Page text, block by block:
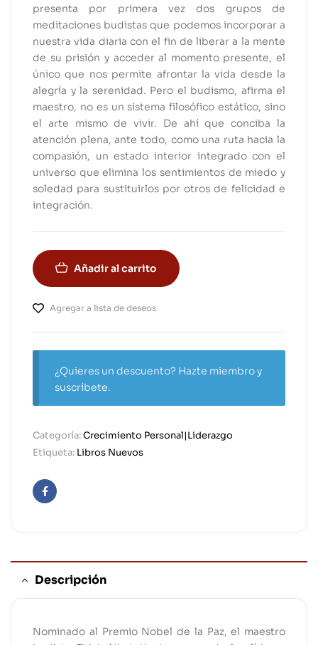
presenta por primera vez dos grupos de
meditaciones budistas que podemos incorporar a
nuestra vida diaria con el fin de liberar a la mente
de su prisión y acceder al momento presente, el
único que nos permite afrontar la vida desde la
alegría y la serenidad. Pero el budismo, afirma el
maestro, no es un sistema filosófico estático, sino
el arte mismo de vivir. De ahí que conciba la
atención plena, ante todo, como una ruta hacia la
compasión, un estado interior integrado con el
universo que elimina los sentimientos de miedo y
soledad para sustituirlos por otros de felicidad e
integración.
Añadir al carrito
Agregar a lista de deseos
¿Quieres un descuento? Hazte miembro y
suscríbete.
Categoría:Crecimiento Personal|Liderazgo
Etiqueta: Libros Nuevos
Facebook
Descripción
Nominado al Premio Nobel de la Paz, el maestro